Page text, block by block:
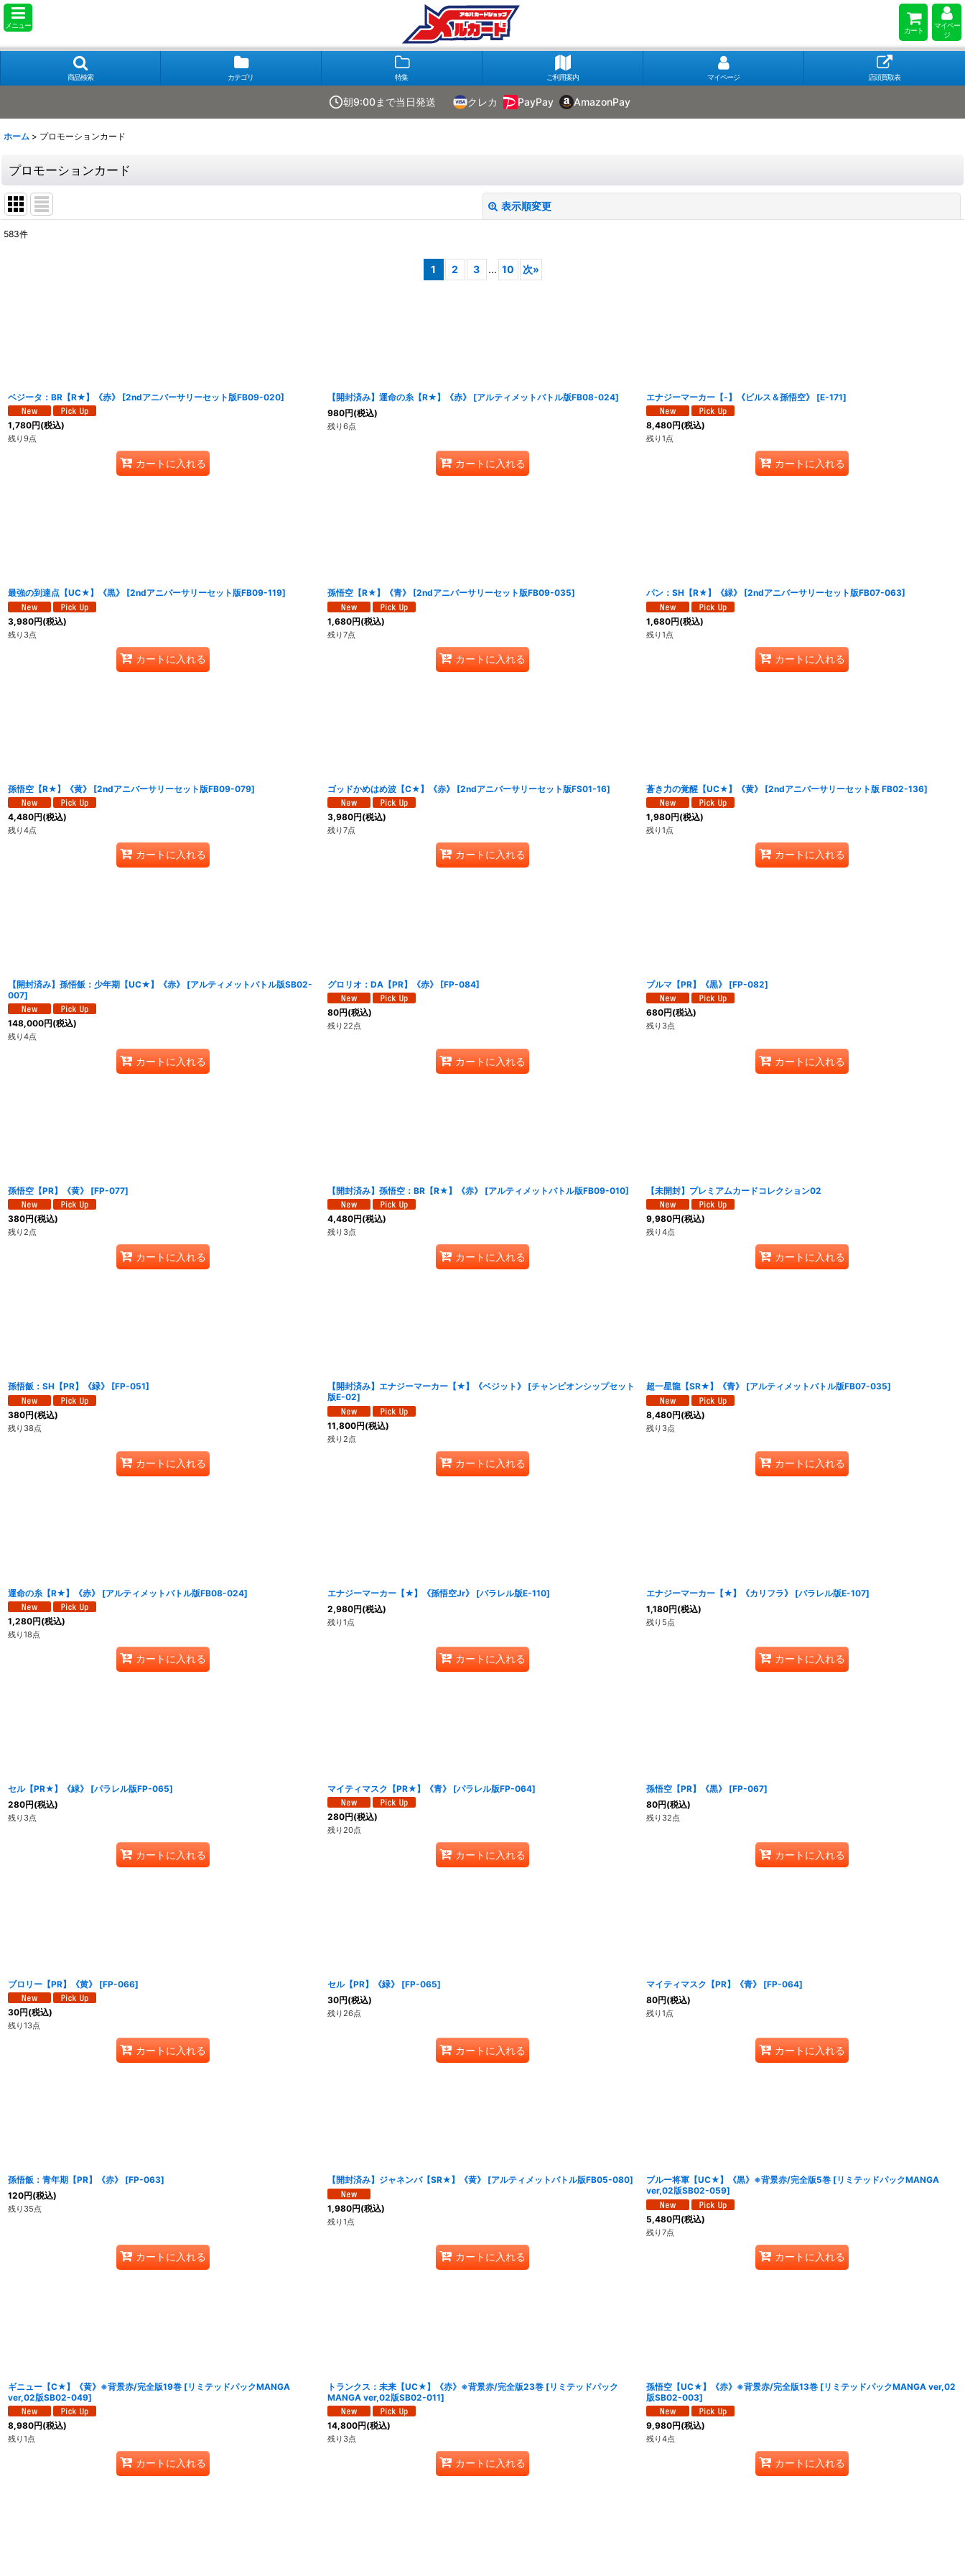
メニュー
カート
マイペー
ジ
商品検索 カテゴリ 特集 ご利用案内 マイページ 店頭買取表
朝9:00まで当日発送 クレカ PayPay AmazonPay
ホーム > プロモーションカード
プロモーションカード
表示順変更
583件
1 2 3 ... 10 次»
ベジータ：BR【R★】《赤》 [2ndアニバーサリーセット版FB09-020]
1,780円(税込)
残り9点
カートに入れる
【開封済み】運命の糸【R★】《赤》 [アルティメットバトル版FB08-024]
980円(税込)
残り6点
カートに入れる
エナジーマーカー【-】《ビルス＆孫悟空》 [E-171]
8,480円(税込)
残り1点
カートに入れる
最強の到達点【UC★】《黒》 [2ndアニバーサリーセット版FB09-119]
3,980円(税込)
残り3点
カートに入れる
孫悟空【R★】《青》 [2ndアニバーサリーセット版FB09-035]
1,680円(税込)
残り7点
カートに入れる
パン：SH【R★】《緑》 [2ndアニバーサリーセット版FB07-063]
1,680円(税込)
残り1点
カートに入れる
孫悟空【R★】《黄》 [2ndアニバーサリーセット版FB09-079]
4,480円(税込)
残り4点
カートに入れる
ゴッドかめはめ波【C★】《赤》 [2ndアニバーサリーセット版FS01-16]
3,980円(税込)
残り7点
カートに入れる
蒼き力の覚醒【UC★】《黄》 [2ndアニバーサリーセット版 FB02-136]
1,980円(税込)
残り1点
カートに入れる
【開封済み】孫悟飯：少年期【UC★】《赤》 [アルティメットバトル版SB02-
007]
148,000円(税込)
残り4点
カートに入れる
グロリオ：DA【PR】《赤》 [FP-084]
80円(税込)
残り22点
カートに入れる
ブルマ【PR】《黒》 [FP-082]
680円(税込)
残り3点
カートに入れる
孫悟空【PR】《黄》 [FP-077]
380円(税込)
残り2点
カートに入れる
【開封済み】孫悟空：BR【R★】《赤》 [アルティメットバトル版FB09-010]
4,480円(税込)
残り3点
カートに入れる
【未開封】プレミアムカードコレクション02
9,980円(税込)
残り4点
カートに入れる
孫悟飯：SH【PR】《緑》 [FP-051]
380円(税込)
残り38点
カートに入れる
【開封済み】エナジーマーカー【★】《ベジット》 [チャンピオンシップセット
版E-02]
11,800円(税込)
残り2点
カートに入れる
超一星龍【SR★】《青》 [アルティメットバトル版FB07-035]
8,480円(税込)
残り3点
カートに入れる
運命の糸【R★】《赤》 [アルティメットバトル版FB08-024]
1,280円(税込)
残り18点
カートに入れる
エナジーマーカー【★】《孫悟空Jr》 [パラレル版E-110]
2,980円(税込)
残り1点
カートに入れる
エナジーマーカー【★】《カリフラ》 [パラレル版E-107]
1,180円(税込)
残り5点
カートに入れる
セル【PR★】《緑》 [パラレル版FP-065]
280円(税込)
残り3点
カートに入れる
マイティマスク【PR★】《青》 [パラレル版FP-064]
280円(税込)
残り20点
カートに入れる
孫悟空【PR】《黒》 [FP-067]
80円(税込)
残り32点
カートに入れる
ブロリー【PR】《黄》 [FP-066]
30円(税込)
残り13点
カートに入れる
セル【PR】《緑》 [FP-065]
30円(税込)
残り26点
カートに入れる
マイティマスク【PR】《青》 [FP-064]
80円(税込)
残り1点
カートに入れる
孫悟飯：青年期【PR】《赤》 [FP-063]
120円(税込)
残り35点
カートに入れる
【開封済み】ジャネンバ【SR★】《黄》 [アルティメットバトル版FB05-080]
1,980円(税込)
残り1点
カートに入れる
ブルー将軍【UC★】《黒》※背景赤/完全版5巻 [リミテッドパックMANGA
ver,02版SB02-059]
5,480円(税込)
残り7点
カートに入れる
ギニュー【C★】《黄》※背景赤/完全版19巻 [リミテッドパックMANGA
ver,02版SB02-049]
8,980円(税込)
残り1点
カートに入れる
トランクス：未来【UC★】《赤》※背景赤/完全版23巻 [リミテッドパック
MANGA ver,02版SB02-011]
14,800円(税込)
残り3点
カートに入れる
孫悟空【UC★】《赤》※背景赤/完全版13巻 [リミテッドパックMANGA ver,02
版SB02-003]
9,980円(税込)
残り4点
カートに入れる